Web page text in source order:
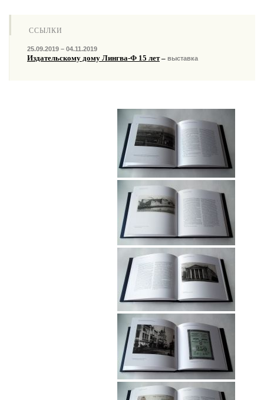
ССЫЛКИ
25.09.2019 – 04.11.2019
Издательскому дому Лингва-Ф 15 лет– выставка